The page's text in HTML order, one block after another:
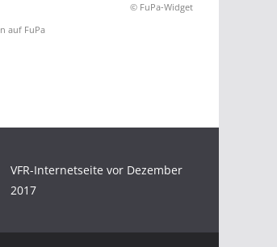
© FuPa-Widget
auf FuPa
VFR-Internetseite vor Dezember
2017